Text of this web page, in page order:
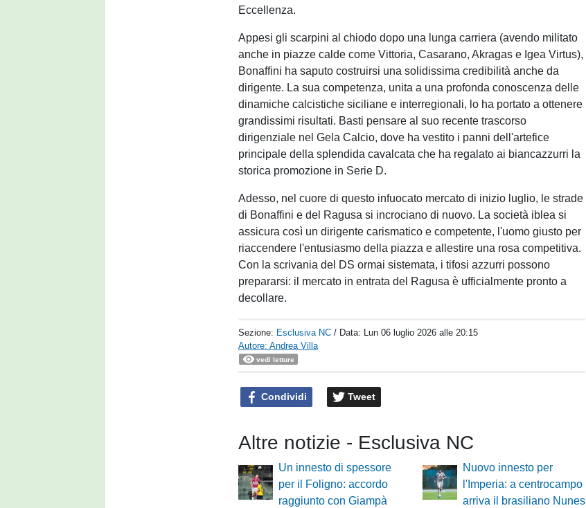
Eccellenza.
Appesi gli scarpini al chiodo dopo una lunga carriera (avendo militato
anche in piazze calde come Vittoria, Casarano, Akragas e Igea Virtus),
Bonaffini ha saputo costruirsi una solidissima credibilità anche da
dirigente. La sua competenza, unita a una profonda conoscenza delle
dinamiche calcistiche siciliane e interregionali, lo ha portato a ottenere
grandissimi risultati. Basti pensare al suo recente trascorso
dirigenziale nel Gela Calcio, dove ha vestito i panni dell'artefice
principale della splendida cavalcata che ha regalato ai biancazzurri la
storica promozione in Serie D.
Adesso, nel cuore di questo infuocato mercato di inizio luglio, le strade
di Bonaffini e del Ragusa si incrociano di nuovo. La società iblea si
assicura così un dirigente carismatico e competente, l'uomo giusto per
riaccendere l'entusiasmo della piazza e allestire una rosa competitiva.
Con la scrivania del DS ormai sistemata, i tifosi azzurri possono
prepararsi: il mercato in entrata del Ragusa è ufficialmente pronto a
decollare.
Sezione: Esclusiva NC / Data: Lun 06 luglio 2026 alle 20:15
Autore: Andrea Villa
vedi letture
Condividi Tweet
Altre notizie - Esclusiva NC
Un innesto di spessore
per il Foligno: accordo
raggiunto con Giampà
Nuovo innesto per
l'Imperia: a centrocampo
arriva il brasiliano Nunes